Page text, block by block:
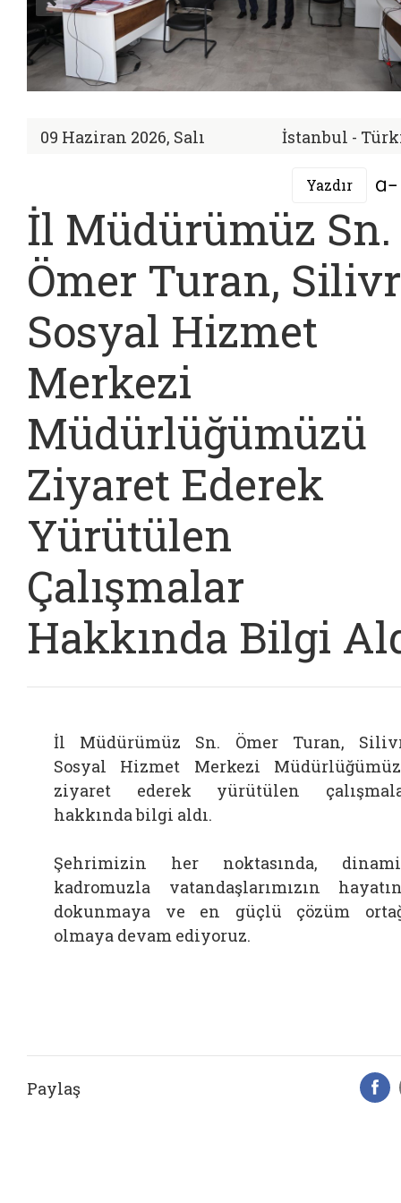
09 Haziran 2026, Salı İstanbul -
Yazdır
İl Müdürümüz Sn.
Ömer Turan,
Sosyal Hizmet
Merkezi
Müdürlüğümüzü
Ziyaret Ederek
Yürütülen
Çalışmalar
Hakkında Bilgi
İl Müdürümüz Sn. Ömer Turan,
Sosyal Hizmet Merkezi
ziyaret ederek yürütülen
hakkında bilgi aldı.
Şehrimizin her noktasında,
kadromuzla vatandaşlarımızın
dokunmaya ve en güçlü çözüm
olmaya devam ediyoruz.
Paylaş